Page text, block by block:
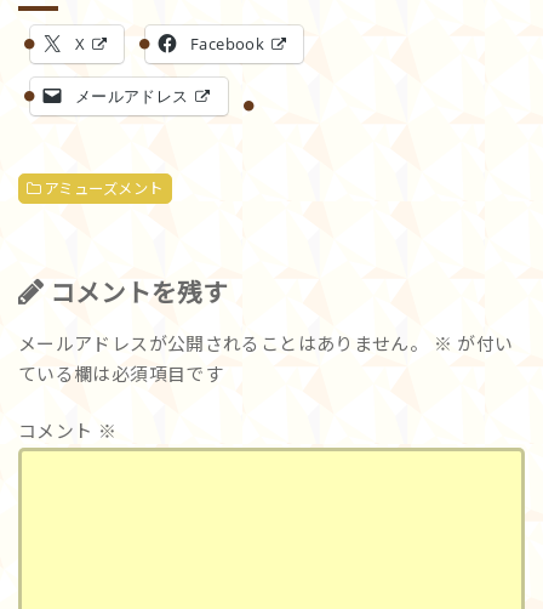
X Facebook
メールアドレス
アミューズメント
コメントを残す
メールアドレスが公開されることはありません。 ※ が付い
ている欄は必須項目です
コメント ※